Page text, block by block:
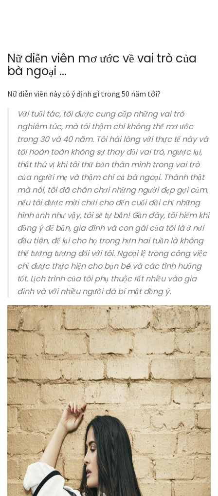
Nữ diễn viên mơ ước về vai trò của
bà ngoại ...
Nữ diễn viên này có ý định gì trong 50 năm tới?
Với tuổi tác, tôi được cung cấp những vai trò
nghiêm túc, mà tôi thậm chí không thể mơ ước
trong 30 và 40 năm. Tôi hài lòng với thực tế này và
tôi hoàn toàn không sợ thay đổi vai trò, ngược lại,
thật thú vị khi tôi thử bản thân mình trong vai trò
của người mẹ và thậm chí cả bà ngoại. Thành thật
mà nói, tôi đã chán chơi những người đẹp gợi cảm,
nếu tôi được mời chơi cho đến cuối đời chỉ những
hình ảnh như vậy, tôi sẽ tự bắn! Gần đây, tôi hiếm khi
đồng ý để bắn, gia đình và con gái của tôi là ở nơi
đầu tiên, để lại cho họ trong hơn hai tuần là không
thể tưởng tượng đối với tôi. Ngoại lệ trong công việc
chỉ được thực hiện cho bạn bè và các tình huống
tốt. Lịch trình của tôi phụ thuộc rất nhiều vào gia
đình và với nhiều người đã bí mật đồng ý.